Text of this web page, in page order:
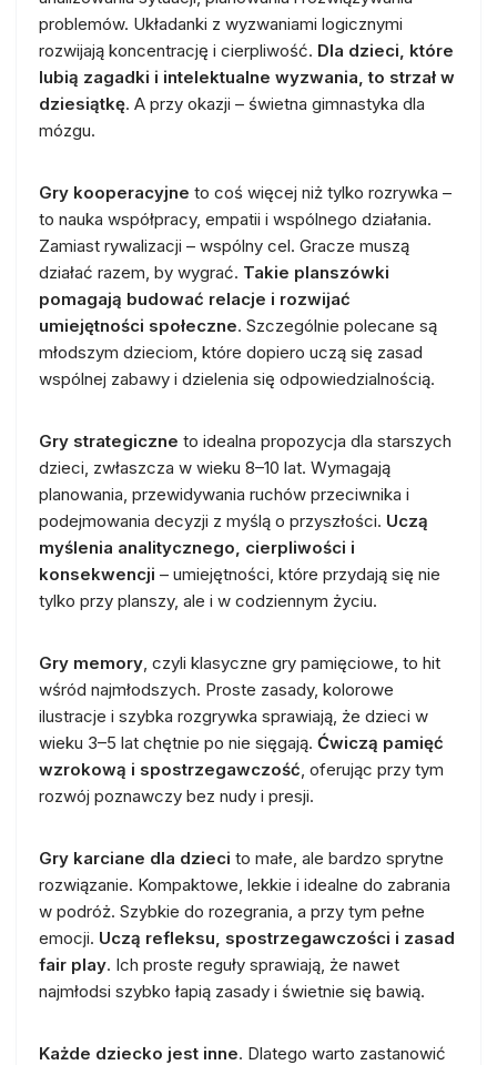
problemów. Układanki z wyzwaniami logicznymi
rozwijają koncentrację i cierpliwość. Dla dzieci, które
lubią zagadki i intelektualne wyzwania, to strzał w
dziesiątkę. A przy okazji – świetna gimnastyka dla
mózgu.
Gry kooperacyjne to coś więcej niż tylko rozrywka –
to nauka współpracy, empatii i wspólnego działania.
Zamiast rywalizacji – wspólny cel. Gracze muszą
działać razem, by wygrać. Takie planszówki
pomagają budować relacje i rozwijać
umiejętności społeczne. Szczególnie polecane są
młodszym dzieciom, które dopiero uczą się zasad
wspólnej zabawy i dzielenia się odpowiedzialnością.
Gry strategiczne to idealna propozycja dla starszych
dzieci, zwłaszcza w wieku 8–10 lat. Wymagają
planowania, przewidywania ruchów przeciwnika i
podejmowania decyzji z myślą o przyszłości. Uczą
myślenia analitycznego, cierpliwości i
konsekwencji – umiejętności, które przydają się nie
tylko przy planszy, ale i w codziennym życiu.
Gry memory, czyli klasyczne gry pamięciowe, to hit
wśród najmłodszych. Proste zasady, kolorowe
ilustracje i szybka rozgrywka sprawiają, że dzieci w
wieku 3–5 lat chętnie po nie sięgają. Ćwiczą pamięć
wzrokową i spostrzegawczość, oferując przy tym
rozwój poznawczy bez nudy i presji.
Gry karciane dla dzieci to małe, ale bardzo sprytne
rozwiązanie. Kompaktowe, lekkie i idealne do zabrania
w podróż. Szybkie do rozegrania, a przy tym pełne
emocji. Uczą refleksu, spostrzegawczości i zasad
fair play. Ich proste reguły sprawiają, że nawet
najmłodsi szybko łapią zasady i świetnie się bawią.
Każde dziecko jest inne. Dlatego warto zastanowić